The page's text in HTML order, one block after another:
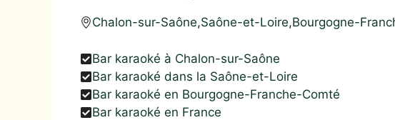
Chalon-sur-Saône,Saône-et-Loire,Bourgogne-
Bar karaoké à Chalon-sur-Saône
Bar karaoké dans la Saône-et-Loire
Bar karaoké en Bourgogne-Franche-Comté
Bar karaoké en France